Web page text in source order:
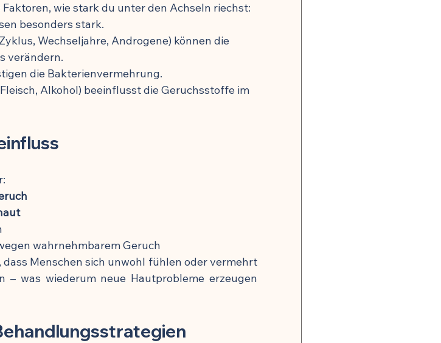
wie stark du unter den Achseln riechst:
besonders stark.
Wechseljahre, Androgene) können die
verändern.
die Bakterienvermehrung.
Alkohol) beeinflusst die Geruchsstoffe im
wahrnehmbarem Geruch
Menschen sich unwohl fühlen oder vermehrt
– was wiederum neue Hautprobleme erzeugen